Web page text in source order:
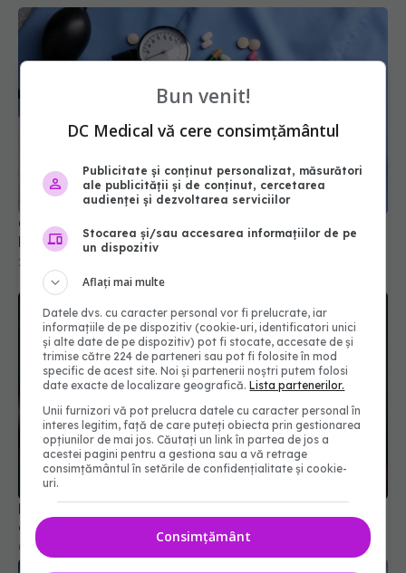
Cum distruge un medicament de tensiune
bacteriile rezistente
22 apr 2026, 12:05
Durvalumab, terapia aprobată de EMA pentru
cancerul gastric
04 feb 2026, 11:53
Bun venit!
DC Medical vă cere consimțământul
Publicitate și conținut personalizat, măsurători
ale publicității și de conținut, cercetarea
audienței și dezvoltarea serviciilor
Stocarea și/sau accesarea informațiilor de pe
un dispozitiv
Aflați mai multe
Datele dvs. cu caracter personal vor fi prelucrate, iar
informațiile de pe dispozitiv (cookie-uri, identificatori unici
și alte date de pe dispozitiv) pot fi stocate, accesate de și
trimise către 224 de parteneri sau pot fi folosite în mod
specific de acest site. Noi și partenerii noștri putem folosi
date exacte de localizare geografică.Lista partenerilor.
Unii furnizori vă pot prelucra datele cu caracter personal în
interes legitim, față de care puteți obiecta prin gestionarea
opțiunilor de mai jos. Căutați un link în partea de jos a
acestei pagini pentru a gestiona sau a vă retrage
consimțământul în setările de confidențialitate și cookie-
uri.
Consimțământ